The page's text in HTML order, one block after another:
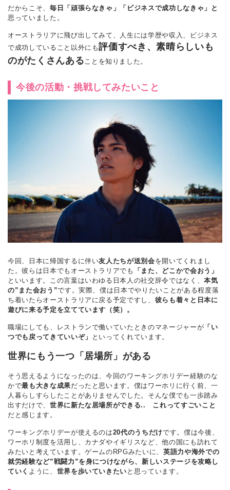
だからこそ、 毎日「頑張らなきゃ」「ビジネスで成功しなきゃ」と
思っていました。
オーストラリアに飛び出してみて、人生には学歴や収入、ビジネス
で成功していること以外にも評価すべき、素晴らしいも
のがたくさんあることを知りました。
今後の活動・挑戦してみたいこと
今回、日本に帰国するに伴い友人たちが送別会を開いてくれまし
た。彼らは日本でもオーストラリアでも
「また、どこかで会おう」
といいます。この言葉はいわゆる日本人の社交辞令ではなく、本気
の”また会おう”です。実際、僕は日本でやりたいことがある程度落
ち着いたらオーストラリアに戻る予定ですし、 彼らも着々と日本に
遊びに来る予定を立てています（笑）。
職場にしても、レストランで働いていたときのマネージャーが 「い
つでも戻ってきていいぞ」
といってくれています。
世界にもう一つ「居場所」がある
そう思えるようになったのは、今回のワーキングホリデー経験のな
かで最も大きな成果だったと思います。僕はワーホリに行く前、一
人暮らしすらしたことがありませんでした。そんな僕でも一歩踏み
出すだけで、 世界に新たな居場所ができる.. これってすごいこと
だと感じます。
ワーキングホリデーが使えるのは20代のうちだけです。僕は今後、
ワーホリ制度を活用し、カナダやイギリスなど、他の国にも訪れて
みたいと考えています。ゲームのRPGみたいに、 英語力や海外での
就労経験など”戦闘力”を身につけながら、新しいステージを攻略し
ていく ように、 世界を歩いていきたい と思っています。